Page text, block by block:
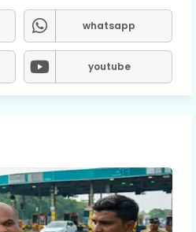
whatsapp
youtube